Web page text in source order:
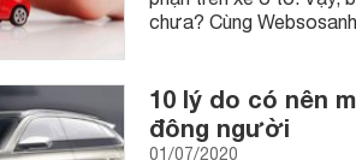
chưa? Cùng
10 lý do có nên
đông người
01/07/2020